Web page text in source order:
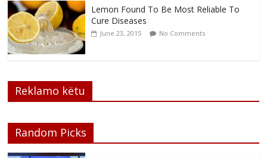
Lemon Found To Be Most Reliable To
Cure Diseases
June 23, 2015 No Comments
Reklamo këtu
Random Picks